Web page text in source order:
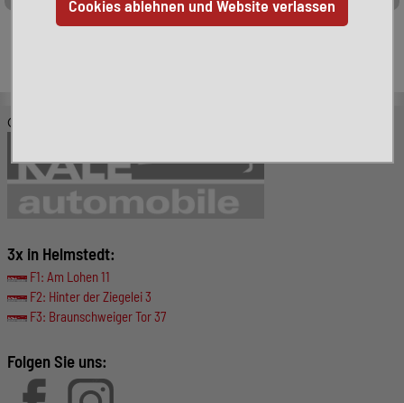
© KALE-Automobile GmbH
3x in Helmstedt:
F1: Am Lohen 11
F2: Hinter der Ziegelei 3
F3: Braunschweiger Tor 37
Folgen Sie uns: